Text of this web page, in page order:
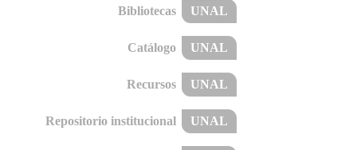
Bibliotecas UNAL
Catálogo UNAL
Recursos UNAL
Repositorio institucional UNAL